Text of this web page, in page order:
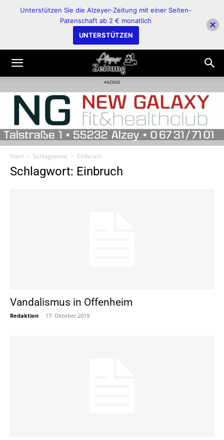
ANZEIGE
Start Schlagworte Einbruch
Schlagwort: Einbruch
Vandalismus in Offenheim
Redaktion - 17. Oktober 2019
Unterstützen Sie die Alzeyer-Zeitung mit einer Seiten-
Patenschaft ab 2 € monatlich
UNTERSTÜTZEN